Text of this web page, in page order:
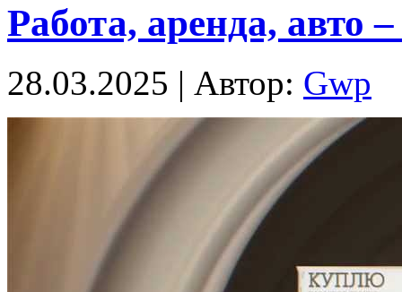
Работа, аренда, авто
28.03.2025 | Автор: Gwp